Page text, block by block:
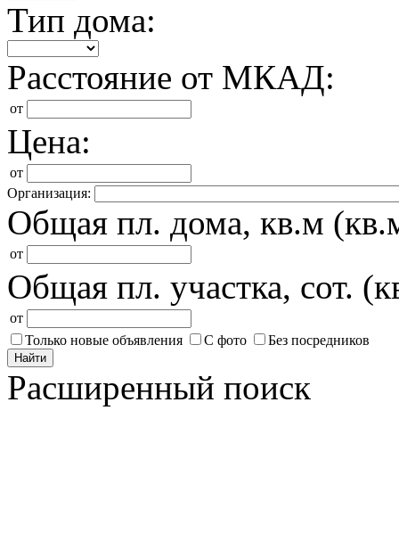
Тип дома:
Расстояние от МКАД:
от
Цена:
от
Организация:
Общая пл. дома, кв.м
от
Общая пл. участка, сот.
от
Только новые объявления
С фото Без посредников
Найти
Расширенный поиск